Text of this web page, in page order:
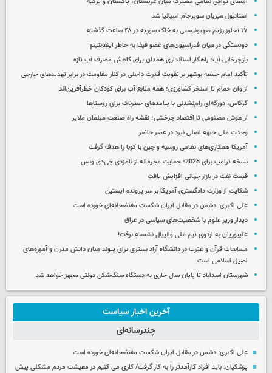
استانبول میزبان سوپرجام اسپانیا شد
۱۷ تجاوز رژیم صهیونیستی به خاک سوریه در ۴۸ ساعت گذشته
دودستگی در میان فدراسیون‌های عضو فیفا به خاطر اینفانتینو
بازچرخانی آب؛ راهکار استانداری همدان برای کاهش مصرف آب تازه
تأکید امام جمعه بوشهر بر تقویت قدرت داخلی در کنار مقاومت در برابر تهدیدهای خارجی
از وان حمام تا استخر کشاورزی؛ همه منابع آب برای کودکان خطرآفرین‌اند
گرگاس، دورگه‌ای رام‌نشدنی با پیامدهای خطرناک برای روستاها
از هوش مصنوعی تا اقتصاد چرخشی؛ نقشه راه صنعت مبلمان ملایر
وحدت ملی جبهه اصلی نبرد در عصر حاضر
آمریکا همکاری‌های نظامی روسیه و چین با کوبا را هدف گرفت
نسخه ترامپ برای 2028؛ حمایت محرمانه از نامزدی جی‌دی ونس
قیمت نفت در بازار جهانی افزایش یافت
شکایت از وزارت دادگستری آمریکا بر سر پرونده اپستین
علی اکبری: دشمن در مقابل ایران شکست مفتضحانه‌ای خورده است
دیدار وزیر علوم با شخصیت‌های سیاسی در عراق
علیپوریان به اردوی تیم ملی والیبال نشسته نرفت!
مسابقات قرآن و عترت در دانشگاه آزاد بستری برای پیوند میان دانش مدرن و آموزه‌های
اصیل اسلامی است
شهرستان اسدآباد تا پایان سال جاری به دستگاه سنگ‌شکن دولتی مجهز خواهد شد
آخرین اخبار سیاست
چندرسانه‌ای
علی اکبری: دشمن در مقابل ایران شکست مفتضحانه‌ای خورده است
پزشکیان: باید افراد کارآمدتر را به کار گرفت/ کاری می کنیم در معیشت مردم مشکلی پیش